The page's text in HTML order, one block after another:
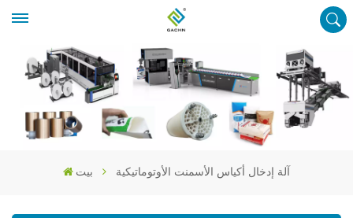
بيت آلة إدخال أكياس الأسمنت الأوتوماتيكية